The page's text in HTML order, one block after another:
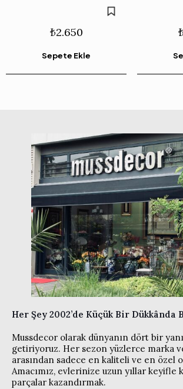
₺2.650
Sepete Ekle
₺
Her Şey 2002’de Küçük Bir Dükkânda
Mussdecor olarak dünyanın dört bir
getiriyoruz. Her sezon yüzlerce marka
arasından sadece en kaliteli ve en özel
Amacımız, evlerinize uzun yıllar keyifle
parçalar kazandırmak.